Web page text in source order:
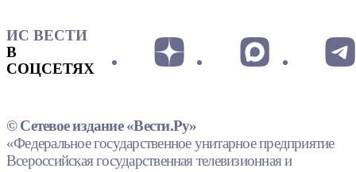
ИС ВЕСТИ
В
СОЦСЕТЯХ
© Сетевое издание «Вести.Ру»
«Федеральное государственное унитарное предприятие
Всероссийская государственная телевизионная и